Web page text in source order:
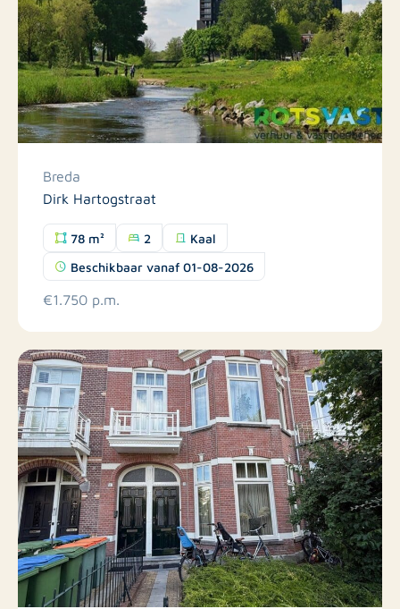
Breda
Dirk Hartogstraat
78 m² 2
Kaal
Beschikbaar vanaf 01-08-2026
€1.750 p.m.